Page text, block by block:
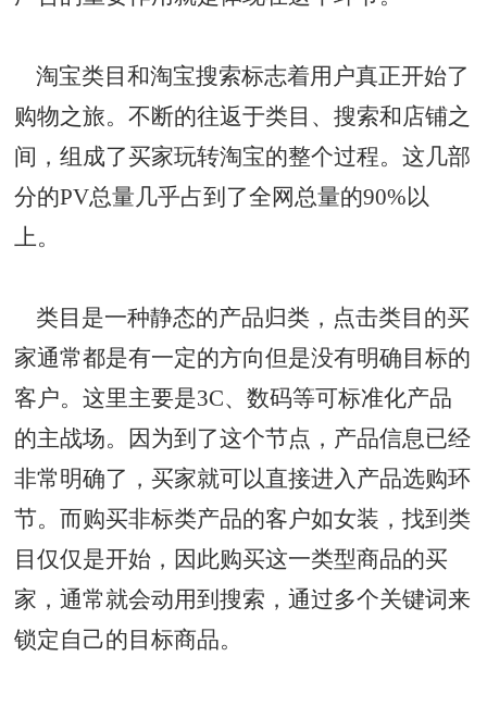
淘宝类目和淘宝搜索标志着用户真正开始了
购物之旅。不断的往返于类目、搜索和店铺之
间，组成了买家玩转淘宝的整个过程。这几部
分的PV总量几乎占到了全网总量的90%以
上。
类目是一种静态的产品归类，点击类目的买
家通常都是有一定的方向但是没有明确目标的
客户。这里主要是3C、数码等可标准化产品
的主战场。因为到了这个节点，产品信息已经
非常明确了，买家就可以直接进入产品选购环
节。而购买非标类产品的客户如女装，找到类
目仅仅是开始，因此购买这一类型商品的买
家，通常就会动用到搜索，通过多个关键词来
锁定自己的目标商品。